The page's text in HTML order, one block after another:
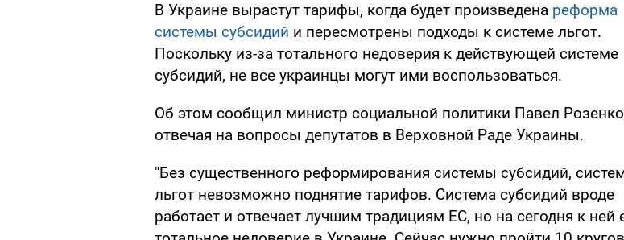
В Украине вырастут тарифы, когда будет произведена реформа
системы субсидий и пересмотрены подходы к системе льгот.
Поскольку из-за тотального недоверия к действующей системе
субсидий, не все украинцы могут ими воспользоваться.
Об этом сообщил министр социальной политики Павел
отвечая на вопросы депутатов в Верховной Раде Украины.
"Без существенного реформирования системы субсидий,
льгот невозможно поднятие тарифов. Система субсидий вроде
работает и отвечает лучшим традициям ЕС, но на сегодня к ней